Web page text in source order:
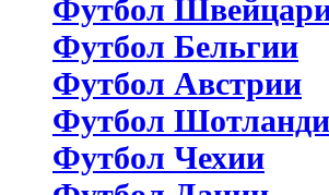
Футбол
Футбол Бельгии
Футбол Австрии
Футбол
Футбол Чехии